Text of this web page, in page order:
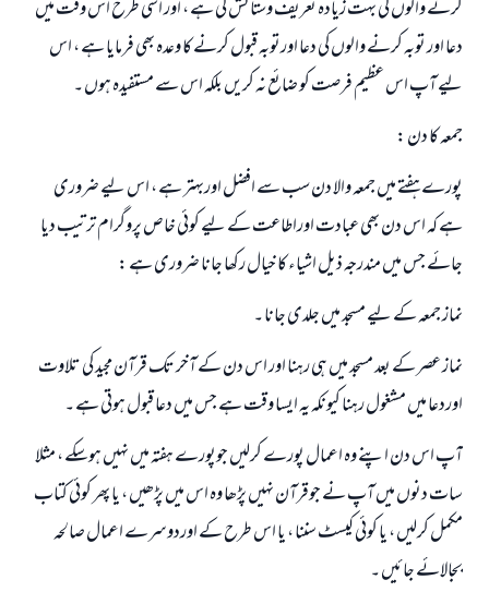
کرنے والوں کی بہت زیادہ تعریف وستائش کی ہے ، اور اسی طرح اس وقت میں
دعا اور توبہ کرنے والوں کی دعا اورتوبہ قبول کرنے کا وعدہ بھی فرمایا ہے ، اس
لیے آپ اس عظیم فرصت کو ضائع نہ کریں بلکہ اس سے مستفیدہ ہوں ۔
جمعہ کا دن :
پورے ہفتے میں جمعہ والا دن سب سے افضل اوربہتر ہے ، اس لیے ضروری
ہے کہ اس دن بھی عبادت اوراطاعت کے لیے کوئي خاص پروگرام ترتیب دیا
جائے جس میں مندرجہ ذیل اشیاء کا خیال رکھا جانا ضروری ہے :
نماز جمعہ کے لیے مسجد میں جلدی جانا ۔
نماز عصر کے بعد مسجد میں ہی رہنا اور اس دن کے آخر تک قرآن مجید کی تلاوت
اوردعا میں مشغول رہنا کیونکہ یہ ایسا وقت ہے جس میں دعا قبول ہوتی ہے ۔
آپ اس دن اپنے وہ اعمال پورے کرلیں جوپورے ہفتہ میں نہیں ہوسکے ، مثلا
سات دنوں میں آپ نے جوقرآن نہیں پڑھا وہ اس میں پڑھیں ، یا پھر کوئي کتاب
مکمل کرلیں ، یا کوئي کیسٹ سننا ، یا اس طرح کے اوردوسرے اعمال صالحہ
بجالائے جائيں ۔